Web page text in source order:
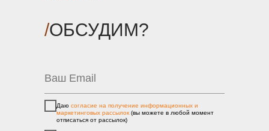
/ОБСУДИМ?
Даю согласие на получение информационных и
маркетинговых рассылок (вы можете в любой момент
отписаться от рассылок)